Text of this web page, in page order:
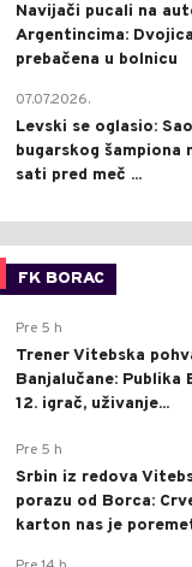
Navijači pucali na
Argentincima:
prebačena u bolnicu
07.07.2026.
Levski se oglasio:
bugarskog šampiona
sati pred meč ...
FK BORAC
Pre 5 h
Trener Vitebska
Banjalučane: Publika
12. igrač, uživanje...
Pre 5 h
Srbin iz redova
porazu od Borca:
karton nas je